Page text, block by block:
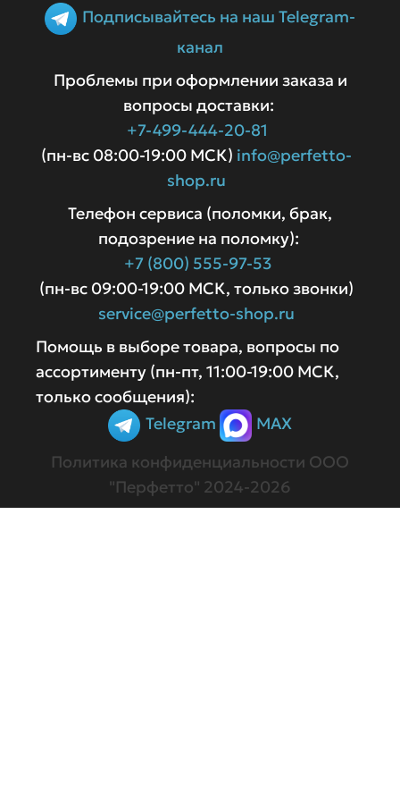
Подписывайтесь на наш Telegram-
канал
Проблемы при оформлении заказа и
вопросы доставки:
+7-499-444-20-81
(пн-вс 08:00-19:00 МСК) info@perfetto-
shop.ru
Телефон сервиса (поломки, брак,
подозрение на поломку):
+7 (800) 555-97-53
(пн-вс 09:00-19:00 МСК, только звонки)
service@perfetto-shop.ru
Помощь в выборе товара, вопросы по
ассортименту (пн-пт, 11:00-19:00 МСК,
только сообщения):
Telegram
MAX
Политика конфиденциальности ООО
"Перфетто" 2024-2026